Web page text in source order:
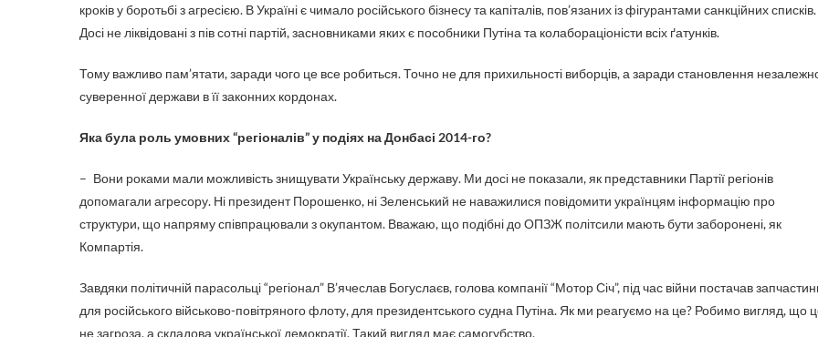
кроків у боротьбі з агресією. В Україні є чимало російського бізнесу та капіталів, пов’язаних із фігурантами санкційних списків.
Досі не ліквідовані з пів сотні партій, засновниками яких є пособники Путіна та колабораціоністи всіх ґатунків.
Тому важливо пам’ятати, заради чого це все робиться. Точно не для прихильності виборців, а заради становлення
суверенної держави в її законних кордонах.
Яка була роль умовних “регіоналів” у подіях на Донбасі 2014-го?
– Вони роками мали можливість знищувати Українську державу. Ми досі не показали, як представники Партії регіонів
допомагали агресору. Ні президент Порошенко, ні Зеленський не наважилися повідомити українцям інформацію про
структури, що напряму співпрацювали з окупантом. Вважаю, що подібні до ОПЗЖ політсили мають бути заборонені, як
Компартія.
Завдяки політичній парасольці “регіонал” В’ячеслав Богуслаєв, голова компанії “Мотор Січ”, під час війни постачав
для російського військово-­повітряного флоту, для президентського судна Путіна. Як ми реагуємо на це? Робимо вигляд, що
не загроза, а складова української демократії. Такий вигляд має самогубство.